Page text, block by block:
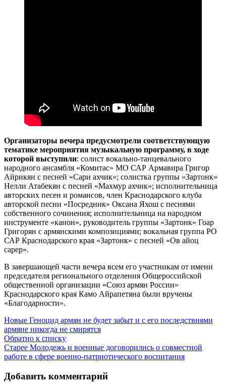
Организаторы вечера предусмотрели соответствующую
тематике мероприятия музыкальную программу, в ходе
которой выступили: солист вокально-танцевального
народного ансамбля «Комитас» МО САР Армавира Григор
Айрикян с песней «Сари ахчик»; солистка группы «Зартонк»
Нелли Атабекян с песней «Махмур ахчик»; исполнительница
авторских песен и романсов, член Краснодарского клуба
авторской песни «Посредник» Оксана Яхош с песнями
собственного сочинения; исполнительница на народном
инструменте «канон», руководитель группы «Зартонк» Гоар
Григорян с армянскими композициями; вокальная группа РО
САР Краснодарского края «Зартонк» с песней «Ов айоц
сарер».
В завершающей части вечера всем его участникам от имени
председателя регионального отделения Общероссийской
общественной организации «Союз армян России»
Краснодарского края Камо Айрапетяна были вручены
«Благодарности».
Новые Геноцид армян не будет забыт и с его последствиями
армяне никогда не смирятся
Обратно к списку
Старее Молодежь и военные договорились о совместной
работе в сфере военно-патриотического воспитания
Добавить комментарий